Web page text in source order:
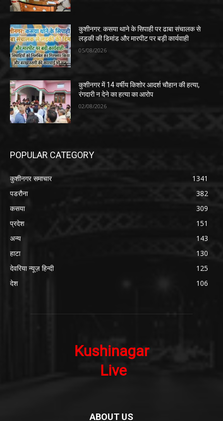
कुशीनगर: कसया थाने के सिपाही पर ढाबा संचालक से
लड़की की डिमांड और मारपीट पर बड़ी कार्यवाही
05/08/2026
कुशीनगर में 14 वर्षीय किशोर आदर्श चौहान की हत्या,
रंगदारी न देने का हत्या का आरोप
02/08/2026
POPULAR CATEGORY
कुशीनगर समाचार
1341
पडरौना
382
कसया
309
प्रदेश
151
अन्य
143
हाटा
130
देवरिया न्यूज़ हिन्दी
125
देश
106
ABOUT US